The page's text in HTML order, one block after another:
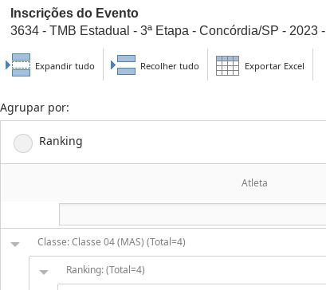
Inscrições do Evento
3634 - TMB Estadual - 3ª Etapa - Concórdia/SP -
Expandir tudo Recolher tudo Exportar Excel
Agrupar por:
Ranking
Atleta
Classe: Classe 04 (MAS) (Total=4)
Ranking: (Total=4)